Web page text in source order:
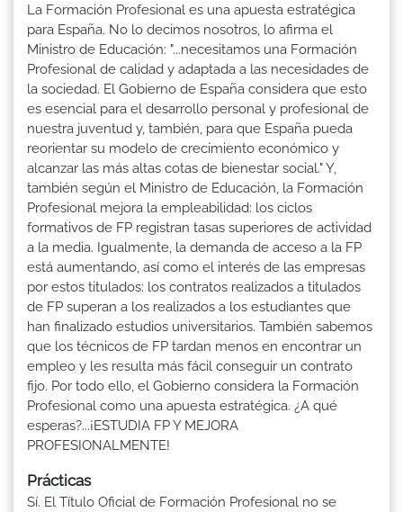
La Formación Profesional es una apuesta estratégica
para España. No lo decimos nosotros, lo afirma el
Ministro de Educación: "...necesitamos una Formación
Profesional de calidad y adaptada a las necesidades de
la sociedad. El Gobierno de España considera que esto
es esencial para el desarrollo personal y profesional de
nuestra juventud y, también, para que España pueda
reorientar su modelo de crecimiento económico y
alcanzar las más altas cotas de bienestar social." Y,
también según el Ministro de Educación, la Formación
Profesional mejora la empleabilidad: los ciclos
formativos de FP registran tasas superiores de actividad
a la media. Igualmente, la demanda de acceso a la FP
está aumentando, así como el interés de las empresas
por estos titulados: los contratos realizados a titulados
de FP superan a los realizados a los estudiantes que
han finalizado estudios universitarios. También sabemos
que los técnicos de FP tardan menos en encontrar un
empleo y les resulta más fácil conseguir un contrato
fijo. Por todo ello, el Gobierno considera la Formación
Profesional como una apuesta estratégica. ¿A qué
esperas?...¡ESTUDIA FP Y MEJORA
PROFESIONALMENTE!
Prácticas
Sí. El Título Oficial de Formación Profesional no se